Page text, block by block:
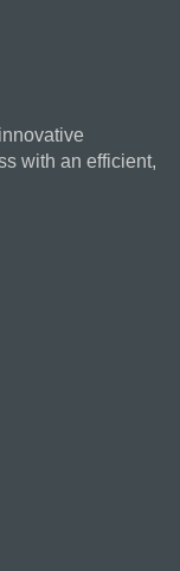
with an efficient,